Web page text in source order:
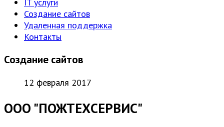
IT услуги
Создание сайтов
Удаленная поддержка
Контакты
Создание сайтов
12 февраля 2017
ООО "ПОЖТЕХСЕРВИС"